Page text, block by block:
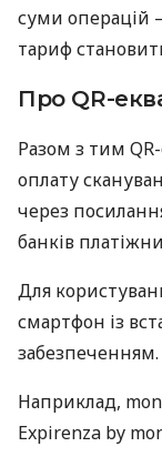
суми операцій
тариф
Про QR-
Разом з тим
оплату
через
банків
Для
смартфон із
забезпеченням.
Наприклад,
Expirenza by